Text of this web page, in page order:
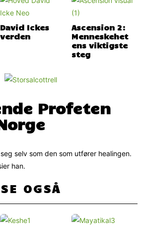
David Ickes
verden
Ascension 2:
Menneskehet
ens viktigste
steg
Profeten
selv som den som utfører healingen.
han.
SE OGSÅ